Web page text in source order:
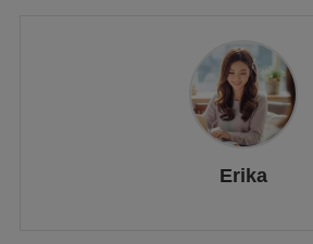
Erika